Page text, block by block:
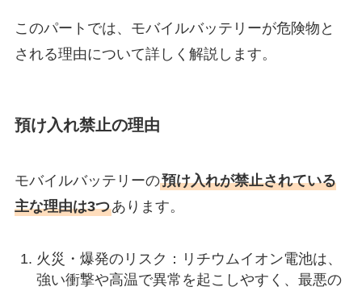
このパートでは、モバイルバッテリーが危険物と
される理由について詳しく解説します。
預け入れ禁止の理由
モバイルバッテリーの預け入れが禁止されている
主な理由は3つあります。
火災・爆発のリスク：リチウムイオン電池は、
強い衝撃や高温で異常を起こしやすく、最悪の